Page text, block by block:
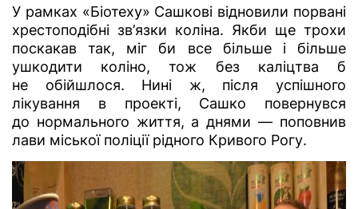
У рамках «Біотеху» Сашкові відновили порвані
хрестоподібні зв’язки коліна. Якби ще трохи
поскакав так, міг би все більше і більше
ушкодити коліно, тож без каліцтва б
не обійшлося. Нині ж, після успішного
лікування в проекті, Сашко повернувся
до нормального життя, а днями — поповнив
лави міської поліції рідного Кривого Рогу.